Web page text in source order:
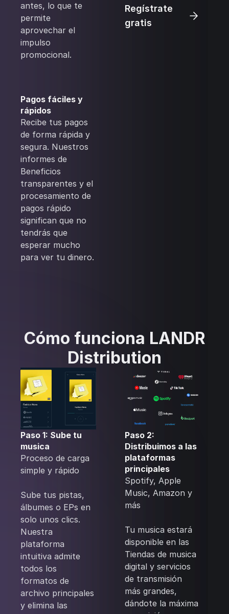
antes, lo que te
permite
aprovechar el
impulso
promocional.
Regístrate
gratis
Pagos fáciles y
rápidos
Recibe tus pagos
de forma rápida y
segura. Nuestros
informes de
Beneficios
transparentes y el
procesamiento de
pagos rápido
significan que no
tendrás que
esperar mucho
para ver tu dinero.
Cómo funciona LANDR
Distribution
Paso 1: Sube tu
musica
Proceso de carga
simple y rápido
Sube tus pistas,
álbumes o EPs en
solo unos clics.
Nuestra
plataforma
intuitiva admite
todos los
formatos de
archivo principales
y elimina las
Paso 2:
Distribuimos a las
plataformas
principales
Spotify, Apple
Music, Amazon y
más
‍Tu musica estará
disponible en las
Tiendas de musica
digital y servicios
de transmisión
más grandes,
dándote la máxima